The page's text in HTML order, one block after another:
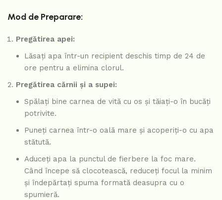
Mod de Preparare:
Pregătirea apei:
Lăsați apa într-un recipient deschis timp de 24 de
ore pentru a elimina clorul.
Pregătirea cărnii și a supei:
Spălați bine carnea de vită cu os și tăiați-o în bucăți
potrivite.
Puneți carnea într-o oală mare și acoperiți-o cu apa
stătută.
Aduceți apa la punctul de fierbere la foc mare.
Când începe să clocotească, reduceți focul la minim
și îndepărtați spuma formată deasupra cu o
spumieră.